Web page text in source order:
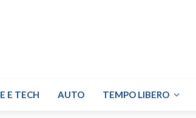
E TECH AUTO TEMPO LIBERO